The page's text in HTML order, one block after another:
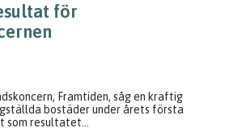
för
Framtiden, såg en kraftig
bostäder under årets första
resultatet...